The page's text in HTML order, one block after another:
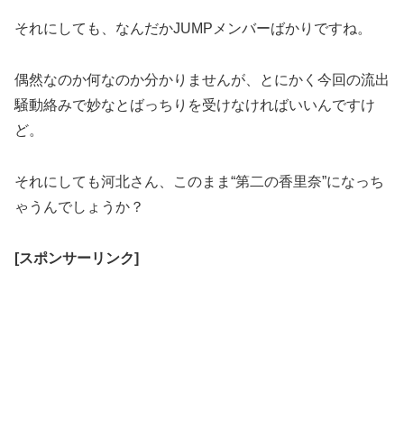
それにしても、なんだかJUMPメンバーばかりですね。
偶然なのか何なのか分かりませんが、とにかく今回の流出
騒動絡みで妙なとばっちりを受けなければいいんですけ
ど。
それにしても河北さん、このまま“第二の香里奈”になっち
ゃうんでしょうか？
[スポンサーリンク]